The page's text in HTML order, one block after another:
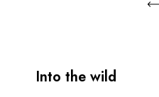
Into the wild